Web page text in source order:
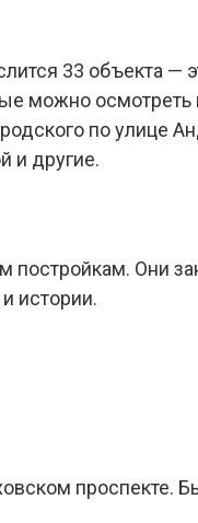
33 объекта
можно
по улице
и другие.
постройкам. Они
истории.
проспекте.